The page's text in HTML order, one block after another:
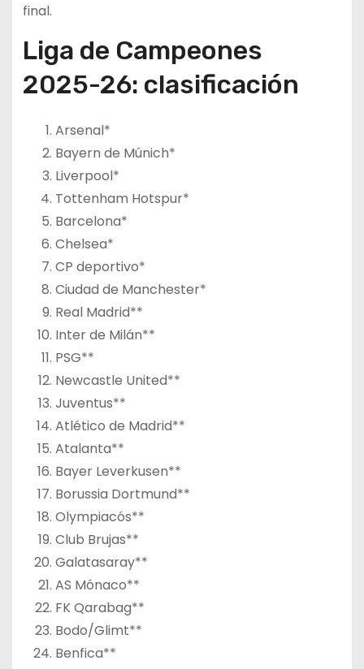
final.
Liga de Campeones
2025-26: clasificación
Arsenal*
Bayern de Múnich*
Liverpool*
Tottenham Hotspur*
Barcelona*
Chelsea*
CP deportivo*
Ciudad de Manchester*
Real Madrid**
Inter de Milán**
PSG**
Newcastle United**
Juventus**
Atlético de Madrid**
Atalanta**
Bayer Leverkusen**
Borussia Dortmund**
Olympiacós**
Club Brujas**
Galatasaray**
AS Mónaco**
FK Qarabag**
Bodo/Glimt**
Benfica**